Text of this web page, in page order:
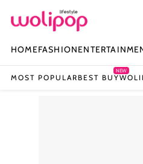
HOMEFASHION
MOST POPULAR BEST BUY
NEW